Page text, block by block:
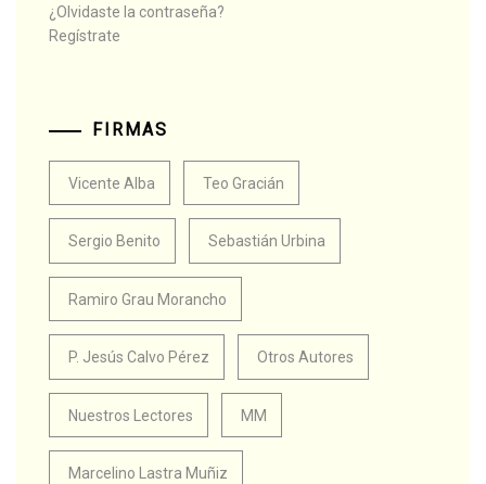
¿Olvidaste la contraseña?
Regístrate
FIRMAS
Vicente Alba Teo Gracián
Sergio Benito Sebastián Urbina
Ramiro Grau Morancho
P. Jesús Calvo Pérez Otros Autores
Nuestros Lectores MM
Marcelino Lastra Muñiz